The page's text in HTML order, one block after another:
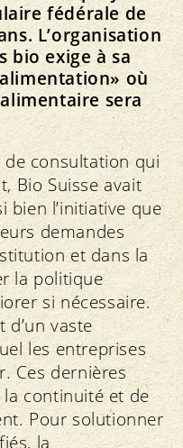
fédérale de
L’organisation
bio exige à sa
où
sera
consultation qui
Bio Suisse avait
bien l’initiative que
demandes
et dans la
la politique
si nécessaire.
vaste
les entreprises
Ces dernières
continuité et de
Pour solutionner
la